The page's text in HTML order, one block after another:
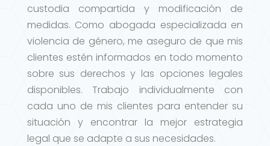
custodia compartida y modificación de
medidas. Como abogada especializada en
violencia de género, me aseguro de que mis
clientes estén informados en todo momento
sobre sus derechos y las opciones legales
disponibles. Trabajo individualmente con
cada uno de mis clientes para entender su
situación y encontrar la mejor estrategia
legal que se adapte a sus necesidades.